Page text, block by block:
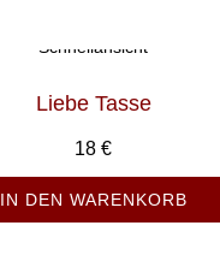
Schnellansicht
Liebe Tasse
18€
IN DEN WARENKORB